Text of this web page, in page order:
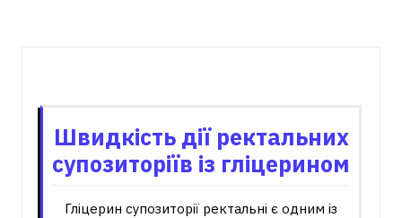
Швидкість дії ректальних
супозиторіїв із гліцерином
Гліцерин супозиторії ректальні є одним із